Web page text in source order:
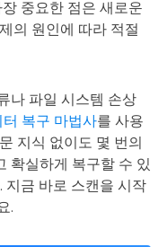
중요한 점은 새로운
의 원인에 따라 적절
나 파일 시스템 손상
터 복구 마법사를 사용
지식 없이도 몇 번의
확실하게 복구할 수 있
지금 바로 스캔을 시작
.